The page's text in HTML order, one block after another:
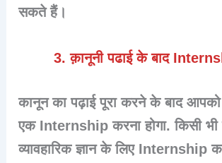
सकते हैं।
3. क़ानूनी पढाई के बाद
कानून का पढ़ाई पूरा करने के बाद आपको
एकInternship करना होगा. किसी
व्यावहारिक ज्ञान के लिए Internship